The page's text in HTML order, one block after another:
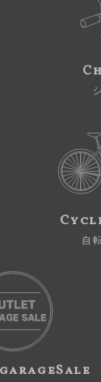
自